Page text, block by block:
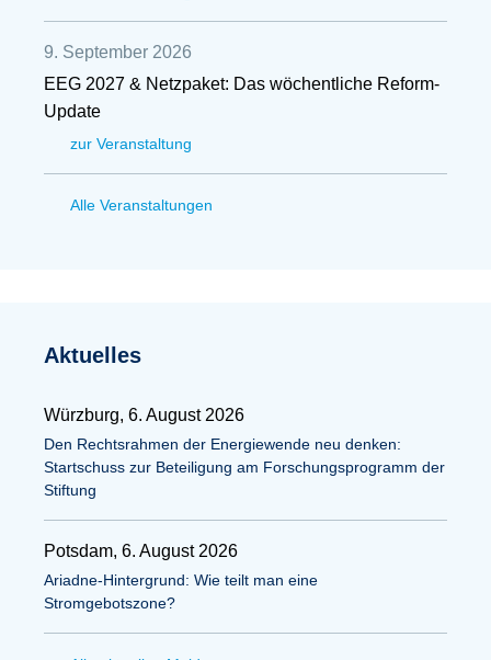
9. September 2026
EEG 2027 & Netzpaket: Das wöchentliche Reform-
Update
zur Veranstaltung
Alle Veranstaltungen
Aktuelles
Würzburg, 6. August 2026
Den Rechtsrahmen der Energiewende neu denken:
Startschuss zur Beteiligung am Forschungsprogramm der
Stiftung
Potsdam, 6. August 2026
Ariadne-Hintergrund: Wie teilt man eine
Stromgebotszone?